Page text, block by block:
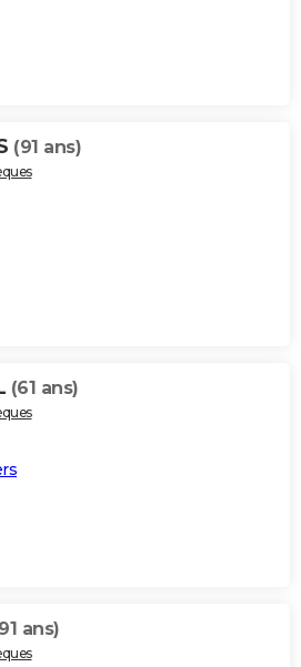
(91 ans)
(61 ans)
ans)